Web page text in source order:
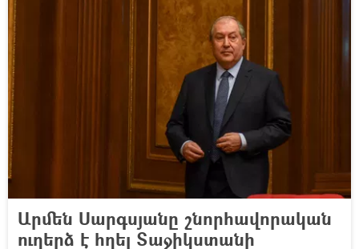
Արմեն Սարգսյանը շնորհավորական
ուղերձ է հղել Տաջիկստանի